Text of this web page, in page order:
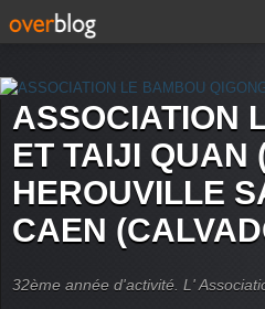
ASSOCIATION
ET TAIJI QUAN
HEROUVILLE
CAEN
32ème année d'activité. L'